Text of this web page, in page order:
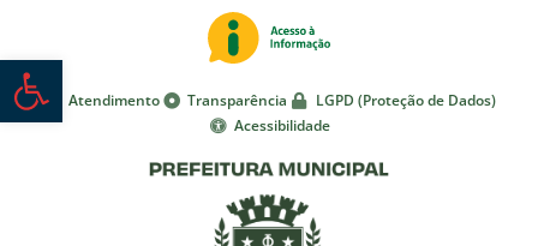
Abrir a barra de ferramentas
Atendimento Transparência
LGPD (Proteção de Dados)
Acessibilidade